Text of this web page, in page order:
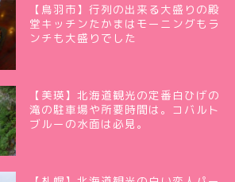
【鳥羽市】行列の出来る大盛りの殿
堂キッチンたかまはモーニングもラ
ンチも大盛りでした
【美瑛】北海道観光の定番白ひげの
滝の駐車場や所要時間は。コバルト
ブルーの水面は必見。